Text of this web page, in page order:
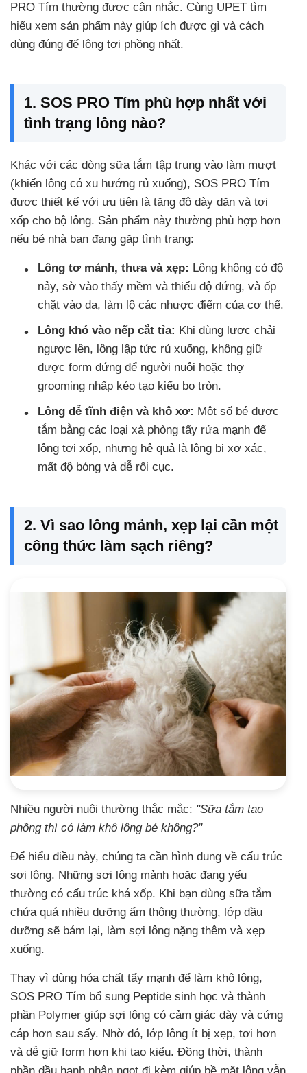
PRO Tím thường được cân nhắc. Cùng UPET tìm
hiểu xem sản phẩm này giúp ích được gì và cách
dùng đúng để lông tơi phồng nhất.
1. SOS PRO Tím phù hợp nhất với
tình trạng lông nào?
Khác với các dòng sữa tắm tập trung vào làm mượt
(khiến lông có xu hướng rủ xuống), SOS PRO Tím
được thiết kế với ưu tiên là tăng độ dày dặn và tơi
xốp cho bộ lông. Sản phẩm này thường phù hợp hơn
nếu bé nhà bạn đang gặp tình trạng:
Lông tơ mảnh, thưa và xẹp: Lông không có độ
nảy, sờ vào thấy mềm và thiếu độ đứng, và ốp
chặt vào da, làm lộ các nhược điểm của cơ thể.
Lông khó vào nếp cắt tỉa: Khi dùng lược chải
ngược lên, lông lập tức rủ xuống, không giữ
được form đứng để người nuôi hoặc thợ
grooming nhấp kéo tạo kiểu bo tròn.
Lông dễ tĩnh điện và khô xơ: Một số bé được
tắm bằng các loại xà phòng tẩy rửa mạnh để
lông tơi xốp, nhưng hệ quả là lông bị xơ xác,
mất độ bóng và dễ rối cục.
2. Vì sao lông mảnh, xẹp lại cần một
công thức làm sạch riêng?
Nhiều người nuôi thường thắc mắc: "Sữa tắm tạo
phồng thì có làm khô lông bé không?"
Để hiểu điều này, chúng ta cần hình dung về cấu trúc
sợi lông. Những sợi lông mảnh hoặc đang yếu
thường có cấu trúc khá xốp. Khi bạn dùng sữa tắm
chứa quá nhiều dưỡng ẩm thông thường, lớp dầu
dưỡng sẽ bám lại, làm sợi lông nặng thêm và xẹp
xuống.
Thay vì dùng hóa chất tẩy mạnh để làm khô lông,
SOS PRO Tím bổ sung Peptide sinh học và thành
phần Polymer giúp sợi lông có cảm giác dày và cứng
cáp hơn sau sấy. Nhờ đó, lớp lông ít bị xẹp, tơi hơn
và dễ giữ form hơn khi tạo kiểu. Đồng thời, thành